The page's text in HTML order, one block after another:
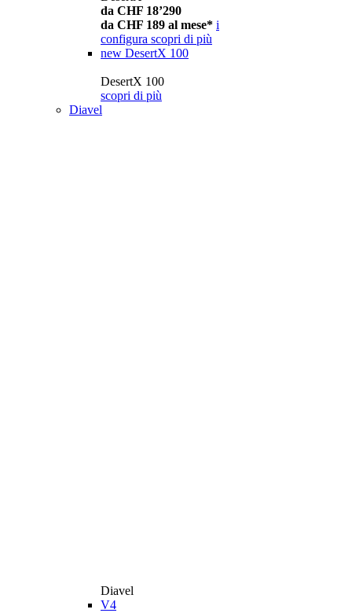
da CHF 18’290
da CHF 189 al mese* i
configura scopri di più
new DesertX 100
DesertX 100
scopri di più
Diavel
Diavel
V4